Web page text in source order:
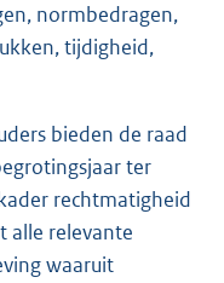
normbedragen,
tijdigheid,
bieden de raad
ter
rechtmatigheid
alle relevante
waaruit